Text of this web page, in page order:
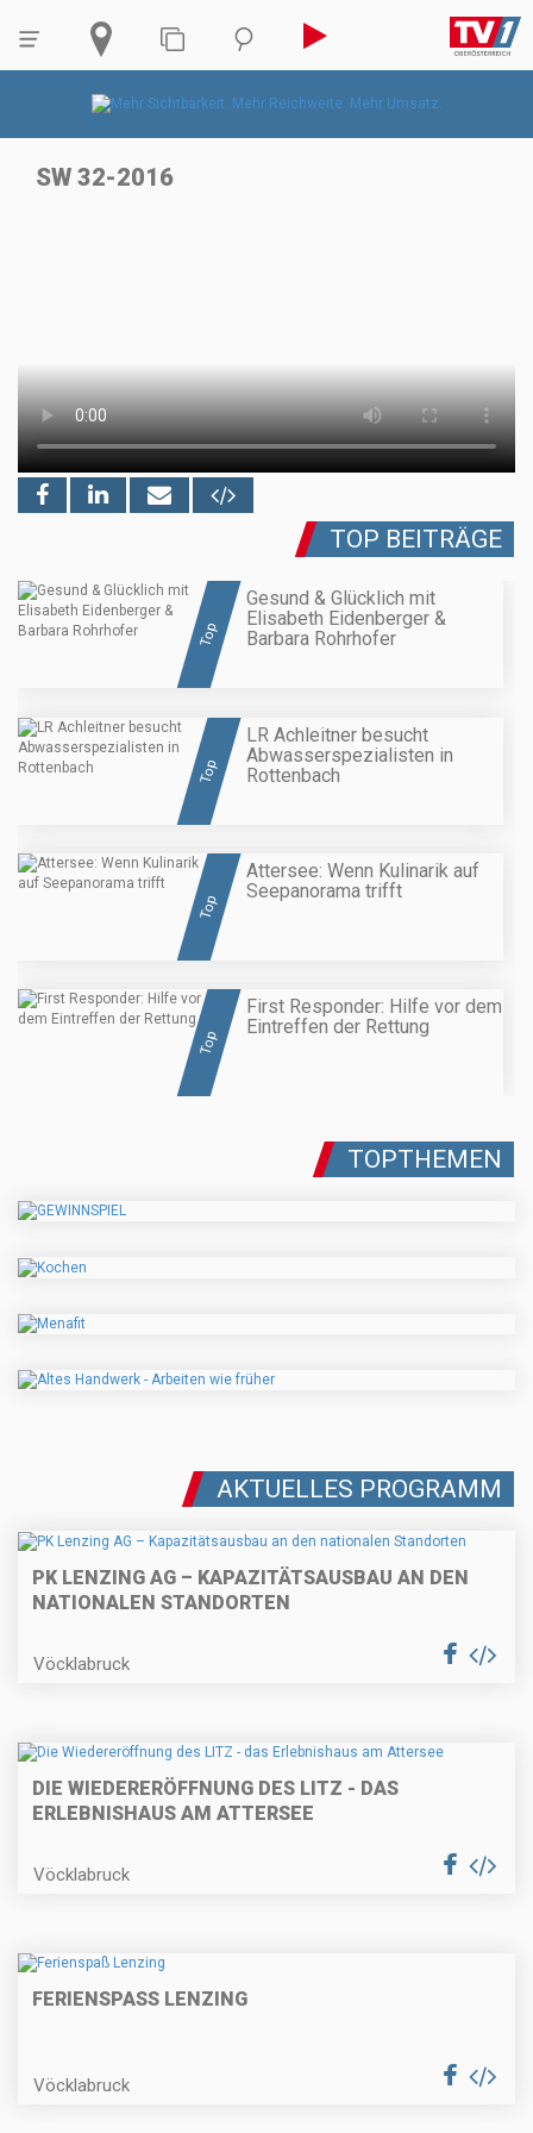
SW 32-2016
TOP BEITRÄGE
Top
Gesund & Glücklich mit
Elisabeth Eidenberger &
Barbara Rohrhofer
Top
LR Achleitner besucht
Abwasserspezialisten in
Rottenbach
Top
Attersee: Wenn Kulinarik auf
Seepanorama trifft
Top
First Responder: Hilfe vor dem
Eintreffen der Rettung
TOPTHEMEN
AKTUELLES PROGRAMM
PK LENZING AG – KAPAZITÄTSAUSBAU AN DEN
NATIONALEN STANDORTEN
Vöcklabruck
DIE WIEDERERÖFFNUNG DES LITZ - DAS
ERLEBNISHAUS AM ATTERSEE
Vöcklabruck
FERIENSPASS LENZING
Vöcklabruck